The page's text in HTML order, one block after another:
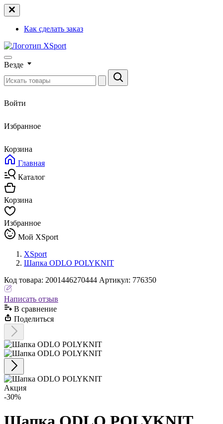
Как сделать заказ
Везде
Войти
Избранное
Корзина
Главная
Каталог
Корзина
Избранное
Мой XSport
XSport
Шапка ODLO POLYKNIT
Код товара: 2001446270444 Артикул: 776350
Написать отзыв
В сравнениe
Поделиться
Акция
-30%